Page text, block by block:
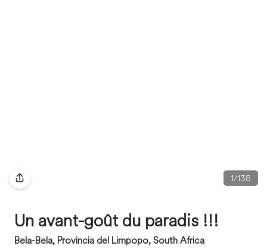
1/138
Un avant-goût du paradis !!!
Bela-Bela, Provincia del Limpopo, South Africa